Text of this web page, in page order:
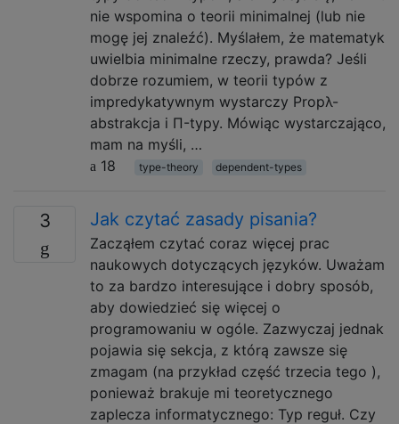
nie wspomina o teorii minimalnej (lub nie
mogę jej znaleźć). Myślałem, że matematyk
uwielbia minimalne rzeczy, prawda? Jeśli
dobrze rozumiem, w teorii typów z
impredykatywnym wystarczy Propλ-
abstrakcja i Π-typy. Mówiąc wystarczająco,
mam na myśli, …
18
type-theory dependent-types
3 Jak czytać zasady pisania?
Zacząłem czytać coraz więcej prac
naukowych dotyczących języków. Uważam
to za bardzo interesujące i dobry sposób,
aby dowiedzieć się więcej o
programowaniu w ogóle. Zazwyczaj jednak
pojawia się sekcja, z którą zawsze się
zmagam (na przykład część trzecia tego ),
ponieważ brakuje mi teoretycznego
zaplecza informatycznego: Typ reguł. Czy